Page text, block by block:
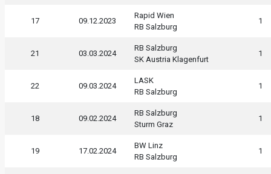
17 09.12.2023
Rapid Wien
RB Salzburg
1
21 03.03.2024
RB Salzburg
SK Austria Klagenfurt
1
22 09.03.2024
LASK
RB Salzburg
1
18 09.02.2024
RB Salzburg
Sturm Graz
1
19 17.02.2024
BW Linz
RB Salzburg
1